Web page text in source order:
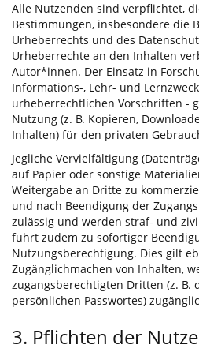
Alle Nutzenden sind verpflichtet,
Bestimmungen, insbesondere die
Urheberrechts und des
Urheberrechte an den Inhalten
Autor*innen. Der Einsatz in
Informations-, Lehr- und
urheberrechtlichen Vorschriften -
Nutzung (z. B. Kopieren,
Inhalten) für den privaten
Jegliche Vervielfältigung
auf Papier oder sonstige
Weitergabe an Dritte zu
und nach Beendigung der
zulässig und werden straf- und
führt zudem zu sofortiger
Nutzungsberechtigung. Dies gilt
Zugänglichmachen von Inhalten,
zugangsberechtigten Dritten (z. B.
persönlichen Passwortes)
3. Pflichten der